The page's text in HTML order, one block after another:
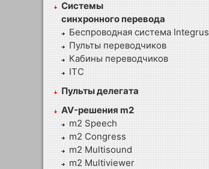
Системы
синхронного перевода
Беспроводная система Integrus
Пульты переводчиков
Кабины переводчиков
ITC
Пульты делегата
AV-решения m2
m2 Speech
m2 Congress
m2 Multisound
m2 Multiviewer